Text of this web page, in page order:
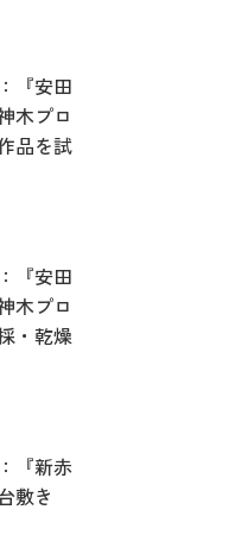
『安田
木プロ
品を試
『安田
木プロ
・乾燥
『新赤
敷き